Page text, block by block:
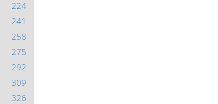
224
241
258
275
292
309
326